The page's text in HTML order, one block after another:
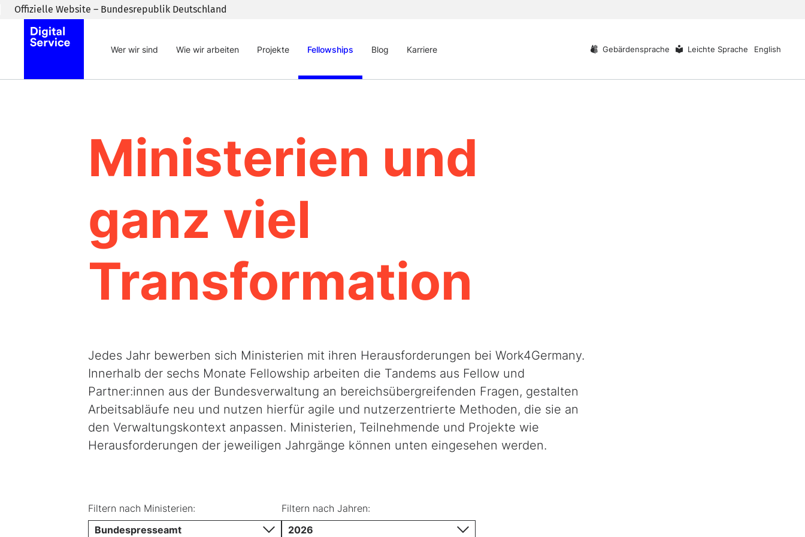
Zum Inhaltsbereich wechseln
Offizielle Website – Bundesrepublik Deutschland
Wer wir sind Wie wir arbeiten Projekte Fellowships Blog Karriere Gebärdensprache Leichte Sprache English
Ministerien und
ganz viel
Transformation
Jedes Jahr bewerben sich Ministerien mit ihren Herausforderungen bei Work4Germany.
Innerhalb der sechs Monate Fellowship arbeiten die Tandems aus Fellow und
Partner:innen aus der Bundesverwaltung an bereichsübergreifenden Fragen, gestalten
Arbeitsabläufe neu und nutzen hierfür agile und nutzerzentrierte Methoden, die sie an
den Verwaltungskontext anpassen. Ministerien, Teilnehmende und Projekte wie
Herausforderungen der jeweiligen Jahrgänge können unten eingesehen werden.
Filtern nach Ministerien:
Bundespresseamt
Filtern nach Jahren:
2026